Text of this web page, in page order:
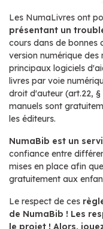
Les NumaLivres ont
présentant un
cours dans de bonnes
version numérique
principaux logiciels
livres par voie
droit d'auteur (art.22, §
manuels sont
les éditeurs.
NumaBib est un
confiance entre
mises en place afin
gratuitement aux
Le respect de ces
de NumaBib ! Les
le projet ! Alors,